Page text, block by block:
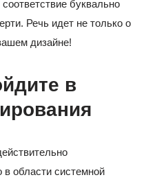
буквально
Речь идет не только о
дизайне!
в
области системной